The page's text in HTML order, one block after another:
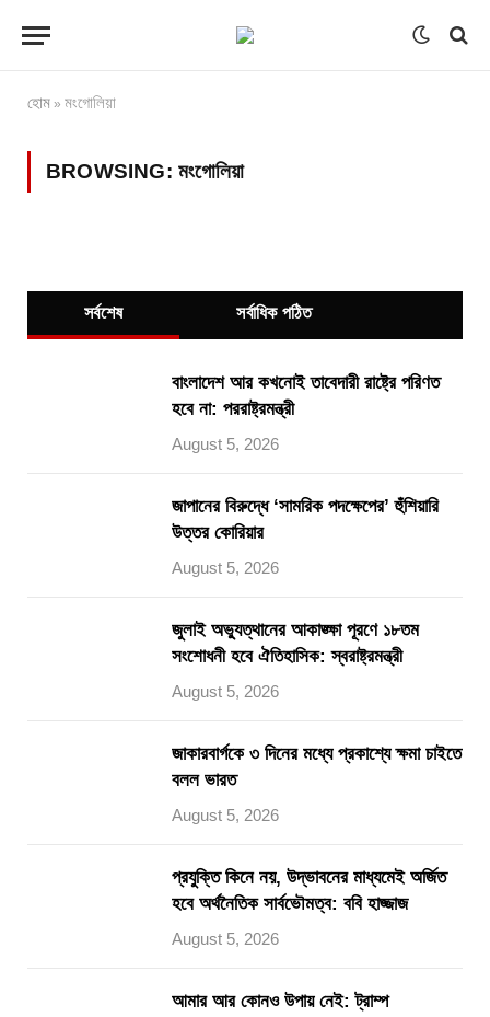
হোম » মংগোলিয়া
BROWSING: মংগোলিয়া
সর্বশেষ সর্বাধিক পঠিত
বাংলাদেশ আর কখনোই তাবেদারী রাষ্ট্রে পরিণত
হবে না: পররাষ্ট্রমন্ত্রী
August 5, 2026
জাপানের বিরুদ্ধে ‘সামরিক পদক্ষেপের’ হুঁশিয়ারি
উত্তর কোরিয়ার
August 5, 2026
জুলাই অভ্যুত্থানের আকাঙ্ক্ষা পূরণে ১৮তম
সংশোধনী হবে ঐতিহাসিক: স্বরাষ্ট্রমন্ত্রী
August 5, 2026
জাকারবার্গকে ৩ দিনের মধ্যে প্রকাশ্যে ক্ষমা চাইতে
বলল ভারত
August 5, 2026
প্রযুক্তি কিনে নয়, উদ্ভাবনের মাধ্যমেই অর্জিত
হবে অর্থনৈতিক সার্বভৌমত্ব: ববি হাজ্জাজ
August 5, 2026
আমার আর কোনও উপায় নেই: ট্রাম্প